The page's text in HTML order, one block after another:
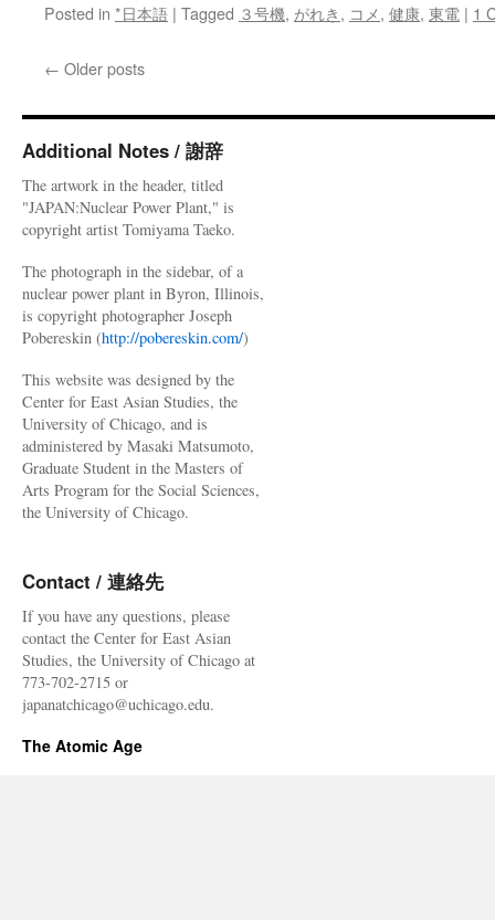
Posted in *日本語 | Tagged ３号機, がれき, コメ, 健康, 東電 | 1
← Older posts
Additional Notes / 謝辞
The artwork in the header, titled
"JAPAN:Nuclear Power Plant," is
copyright artist Tomiyama Taeko.
The photograph in the sidebar, of a
nuclear power plant in Byron, Illinois,
is copyright photographer Joseph
Pobereskin (http://pobereskin.com/)
This website was designed by the
Center for East Asian Studies, the
University of Chicago, and is
administered by Masaki Matsumoto,
Graduate Student in the Masters of
Arts Program for the Social Sciences,
the University of Chicago.
Contact / 連絡先
If you have any questions, please
contact the Center for East Asian
Studies, the University of Chicago at
773-702-2715 or
japanatchicago@uchicago.edu.
The Atomic Age